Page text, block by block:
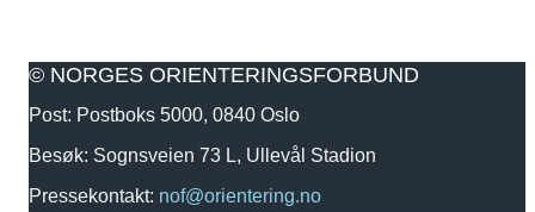
© NORGES ORIENTERINGSFORBUND
Post: Postboks 5000, 0840 Oslo
Besøk: Sognsveien 73 L, Ullevål Stadion
Pressekontakt: nof@orientering.no